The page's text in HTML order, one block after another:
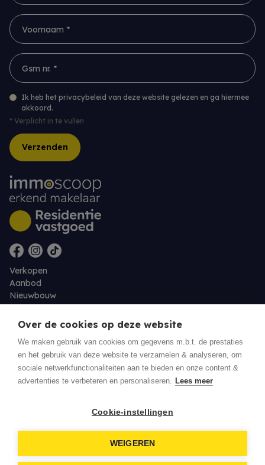
Voornaam *
Gsm nr. *
Ik heb het privacybeleid van deze website gelezen en ga hiermee
akkoord.
* Verplicht in te vullen
Verzenden
Verkopen
Aanbod
Nieuwbouw
Contact
Eigenaarslogin
© 2026 Residentie Vastgoed - Oudenburg
Over de cookies op deze website
We maken gebruik van cookies om gegevens m.b.t. de prestaties
en het gebruik van deze website te verzamelen & analyseren, om
sociale netwerkfunctionaliteiten aan te bieden en onze content &
advertenties te verbeteren en personaliseren. Lees meer
Cookie-instellingen
WEIGEREN